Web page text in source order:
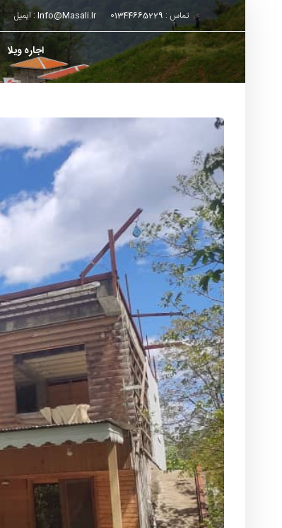
تماس : 01344665229 ایمیل : Info@masali.ir
اجاره ویلا